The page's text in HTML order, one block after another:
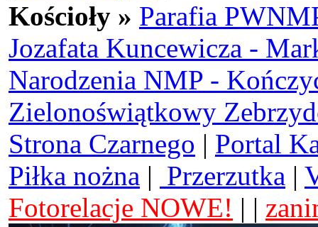
Kościoły » Parafia
Jozafata Kuncewicza -
Narodzenia NMP -
Zielonoświątkowy
Strona Czarnego | Portal
Piłka nożna | Przerzutka |
Fotorelacje NOWE! | |